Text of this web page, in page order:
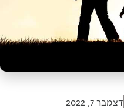
דצמבר 7, 2022